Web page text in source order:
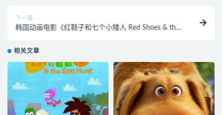
下一篇
韩国动画电影《红鞋子和七个小矮人 Red Shoes & the
鞋公主与七矮人
相关文章